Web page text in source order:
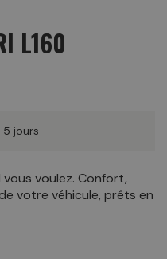
L160
5 jours
voulez. Confort,
votre véhicule, prêts en